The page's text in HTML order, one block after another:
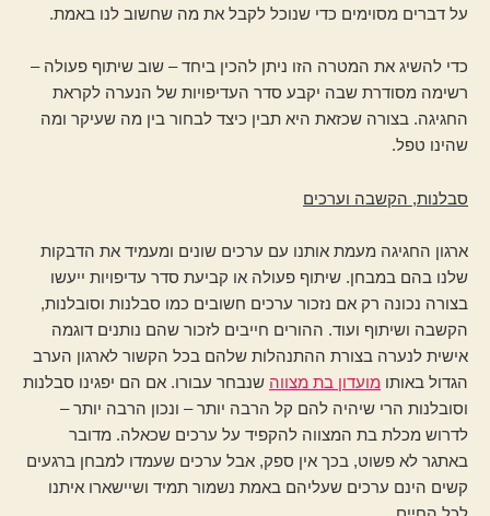
על דברים מסוימים כדי שנוכל לקבל את מה שחשוב לנו באמת.
כדי להשיג את המטרה הזו ניתן להכין ביחד – שוב שיתוף פעולה –
רשימה מסודרת שבה יקבע סדר העדיפויות של הנערה לקראת
החגיגה. בצורה שכזאת היא תבין כיצד לבחור בין מה שעיקר ומה
שהינו טפל.
סבלנות, הקשבה וערכים
ארגון החגיגה מעמת אותנו עם ערכים שונים ומעמיד את הדבקות
שלנו בהם במבחן. שיתוף פעולה או קביעת סדר עדיפויות ייעשו
בצורה נכונה רק אם נזכור ערכים חשובים כמו סבלנות וסובלנות,
הקשבה ושיתוף ועוד. ההורים חייבים לזכור שהם נותנים דוגמה
אישית לנערה בצורת ההתנהלות שלהם בכל הקשור לארגון הערב
הגדול באותו מועדון בת מצווה שנבחר עבורו. אם הם יפגינו סבלנות
וסובלנות הרי שיהיה להם קל הרבה יותר – ונכון הרבה יותר –
לדרוש מכלת בת המצווה להקפיד על ערכים שכאלה. מדובר
באתגר לא פשוט, בכך אין ספק, אבל ערכים שעמדו למבחן ברגעים
קשים הינם ערכים שעליהם באמת נשמור תמיד ושיישארו איתנו